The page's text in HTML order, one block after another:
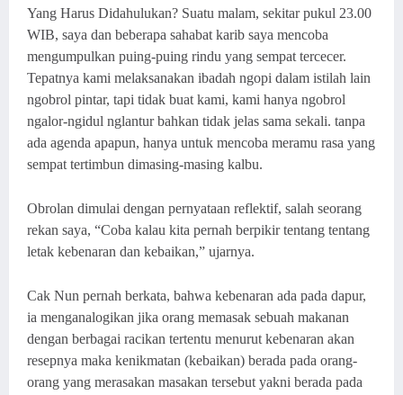
Yang Harus Didahulukan? Suatu malam, sekitar pukul 23.00
WIB, saya dan beberapa sahabat karib saya mencoba
mengumpulkan puing-puing rindu yang sempat tercecer.
Tepatnya kami melaksanakan ibadah ngopi dalam istilah lain
ngobrol pintar, tapi tidak buat kami, kami hanya ngobrol
ngalor-ngidul nglantur bahkan tidak jelas sama sekali. tanpa
ada agenda apapun, hanya untuk mencoba meramu rasa yang
sempat tertimbun dimasing-masing kalbu.
Obrolan dimulai dengan pernyataan reflektif, salah seorang
rekan saya, “Coba kalau kita pernah berpikir tentang tentang
letak kebenaran dan kebaikan,” ujarnya.
Cak Nun pernah berkata, bahwa kebenaran ada pada dapur,
ia menganalogikan jika orang memasak sebuah makanan
dengan berbagai racikan tertentu menurut kebenaran akan
resepnya maka kenikmatan (kebaikan) berada pada orang-
orang yang merasakan masakan tersebut yakni berada pada